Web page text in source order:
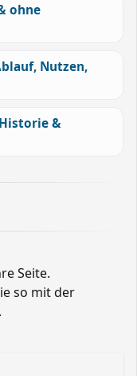
ohne
Nutzen,
&
Seite.
so mit der